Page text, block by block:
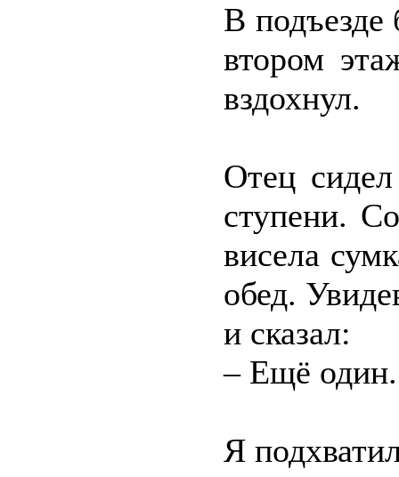
В
втором
вздохнул.
Отец
ступени.
висела
обед.
и сказал:
– Ещё один.
Я